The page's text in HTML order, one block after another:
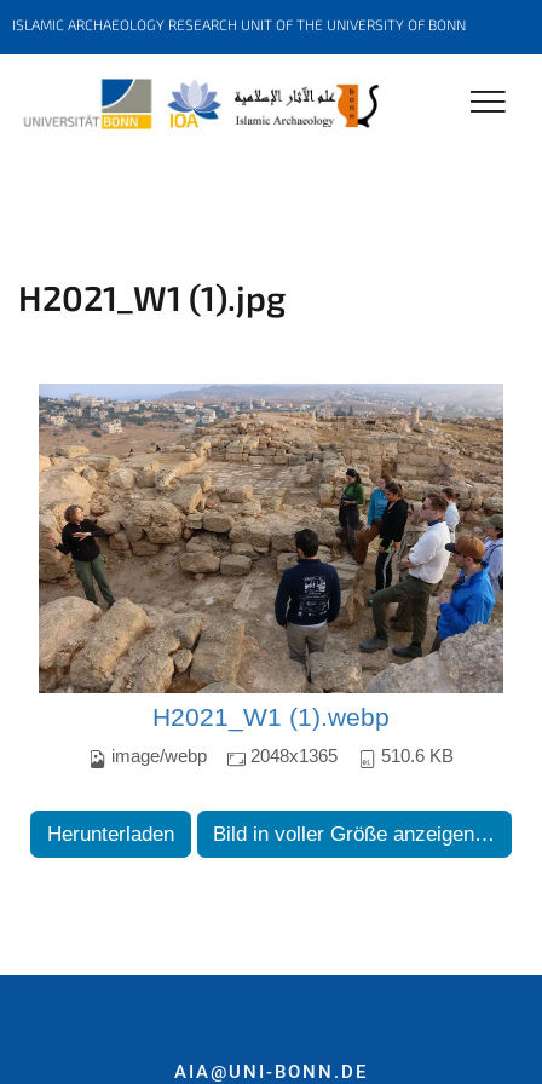
ISLAMIC ARCHAEOLOGY RESEARCH UNIT OF THE UNIVERSITY OF BONN
H2021_W1 (1).jpg
H2021_W1 (1).webp
image/webp 2048x1365 510.6 KB
Herunterladen Bild in voller Größe anzeigen…
AIA@UNI-BONN.DE